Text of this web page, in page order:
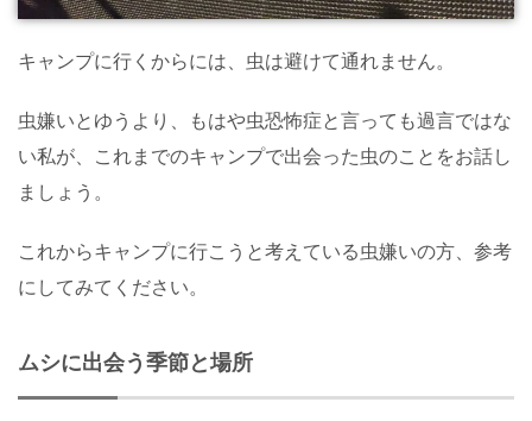
キャンプに行くからには、虫は避けて通れません。
虫嫌いとゆうより、もはや虫恐怖症と言っても過言ではな
い私が、これまでのキャンプで出会った虫のことをお話し
ましょう。
これからキャンプに行こうと考えている虫嫌いの方、参考
にしてみてください。
ムシに出会う季節と場所